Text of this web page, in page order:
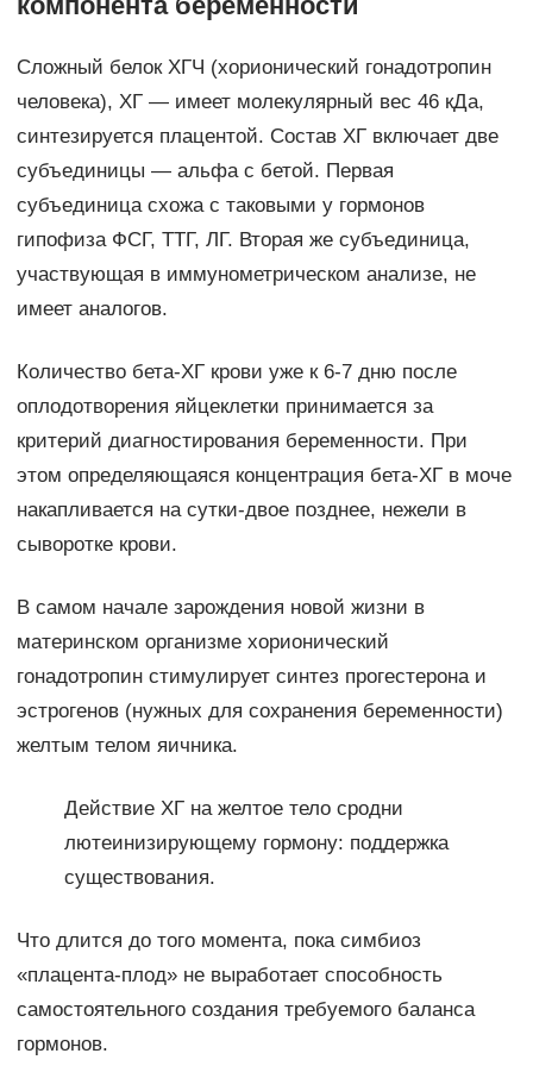
Сложный белок ХГЧ (хорионический гонадотропин
человека), ХГ — имеет молекулярный вес 46 кДа,
синтезируется плацентой. Состав ХГ включает две
субъединицы — альфа с бетой. Первая
субъединица схожа с таковыми у гормонов
гипофиза ФСГ, ТТГ, ЛГ. Вторая же субъединица,
участвующая в иммунометрическом анализе, не
имеет аналогов.
Количество бета-ХГ крови уже к 6-7 дню после
оплодотворения яйцеклетки принимается за
критерий диагностирования беременности. При
этом определяющаяся концентрация бета-ХГ в моче
накапливается на сутки-двое позднее, нежели в
сыворотке крови.
В самом начале зарождения новой жизни в
материнском организме хорионический
гонадотропин стимулирует синтез прогестерона и
эстрогенов (нужных для сохранения беременности)
желтым телом яичника.
Действие ХГ на желтое тело сродни
лютеинизирующему гормону: поддержка
существования.
Что длится до того момента, пока симбиоз
«плацента-плод» не выработает способность
самостоятельного создания требуемого баланса
гормонов.